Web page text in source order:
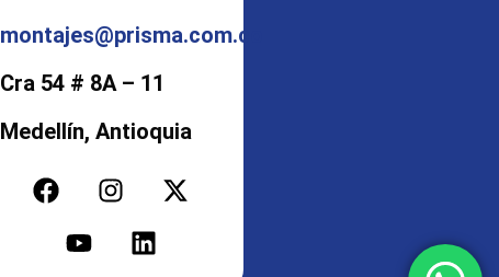
montajes@prisma.com.co
Cra 54 # 8A – 11
Medellín, Antioquia